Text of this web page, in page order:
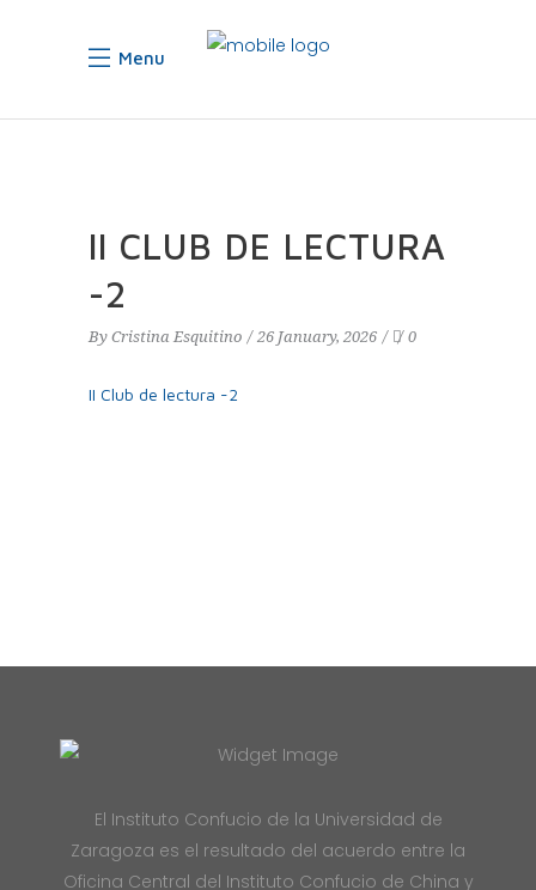
Menu
II CLUB DE LECTURA
-2
By Cristina Esquitino 26 January, 2026 0
II Club de lectura -2
El Instituto Confucio de la Universidad de
Zaragoza es el resultado del acuerdo entre la
Oficina Central del Instituto Confucio de China y